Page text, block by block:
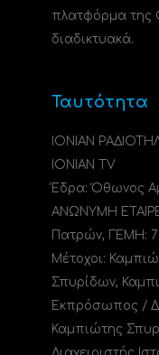
πλατφόρμα της
διαδικτυακά.
Ταυτότητα
ΙΟΝΙΑΝ
IONIAN TV
Έδρα: Όθωνος
ΑΝΩΝΥΜΗ
Πατρών, ΓΕΜΗ:
Μέτοχοι:
Σπυρίδων,
Εκπρόσωπος /
Καμπιώτης